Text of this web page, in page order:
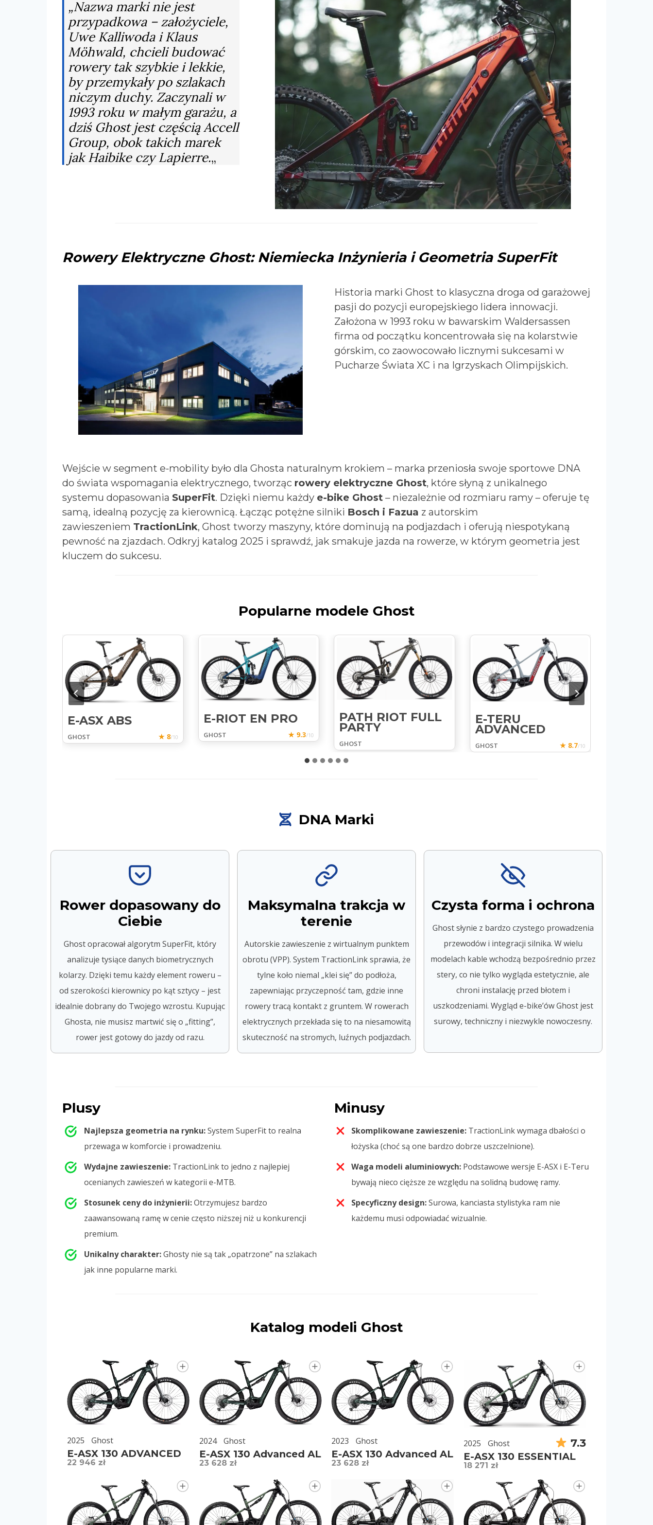
„Nazwa marki nie jest
przypadkowa – założyciele,
Uwe Kalliwoda i Klaus
Möhwald, chcieli budować
rowery tak szybkie i lekkie,
by przemykały po szlakach
niczym duchy. Zaczynali w
1993 roku w małym garażu, a
dziś Ghost jest częścią Accell
Group, obok takich marek
jak Haibike czy Lapierre.„
Rowery Elektryczne Ghost: Niemiecka Inżynieria i Geometria SuperFit
Historia marki Ghost to klasyczna droga od garażowej
pasji do pozycji europejskiego lidera innowacji.
Założona w 1993 roku w bawarskim Waldersassen
firma od początku koncentrowała się na kolarstwie
górskim, co zaowocowało licznymi sukcesami w
Pucharze Świata XC i na Igrzyskach Olimpijskich.
Wejście w segment e-mobility było dla Ghosta naturalnym krokiem – marka przeniosła swoje sportowe DNA
do świata wspomagania elektrycznego, tworząc rowery elektryczne Ghost, które słyną z unikalnego
systemu dopasowania SuperFit. Dzięki niemu każdy e-bike Ghost – niezależnie od rozmiaru ramy – oferuje tę
samą, idealną pozycję za kierownicą. Łącząc potężne silniki Bosch i Fazua z autorskim
zawieszeniem TractionLink, Ghost tworzy maszyny, które dominują na podjazdach i oferują niespotykaną
pewność na zjazdach. Odkryj katalog 2025 i sprawdź, jak smakuje jazda na rowerze, w którym geometria jest
kluczem do sukcesu.
Popularne modele Ghost
E-ASX ABS
GHOST ★ 8/10
E-RIOT EN PRO
GHOST ★ 9.3/10
PATH RIOT FULL
PARTY
GHOST
E-TERU
ADVANCED
GHOST ★ 8.7/10
DNA Marki
Rower dopasowany do
Ciebie
Ghost opracował algorytm SuperFit, który
analizuje tysiące danych biometrycznych
kolarzy. Dzięki temu każdy element roweru –
od szerokości kierownicy po kąt sztycy – jest
idealnie dobrany do Twojego wzrostu. Kupując
Ghosta, nie musisz martwić się o „fitting”,
rower jest gotowy do jazdy od razu.
Maksymalna trakcja w
terenie
Autorskie zawieszenie z wirtualnym punktem
obrotu (VPP). System TractionLink sprawia, że
tylne koło niemal „klei się” do podłoża,
zapewniając przyczepność tam, gdzie inne
rowery tracą kontakt z gruntem. W rowerach
elektrycznych przekłada się to na niesamowitą
skuteczność na stromych, luźnych podjazdach.
Czysta forma i ochrona
Ghost słynie z bardzo czystego prowadzenia
przewodów i integracji silnika. W wielu
modelach kable wchodzą bezpośrednio przez
stery, co nie tylko wygląda estetycznie, ale
chroni instalację przed błotem i
uszkodzeniami. Wygląd e-bike’ów Ghost jest
surowy, techniczny i niezwykle nowoczesny.
Plusy
Najlepsza geometria na rynku:System SuperFit to realna
przewaga w komforcie i prowadzeniu.
Wydajne zawieszenie: TractionLink to jedno z najlepiej
ocenianych zawieszeń w kategorii e-MTB.
Stosunek ceny do inżynierii:Otrzymujesz bardzo
zaawansowaną ramę w cenie często niższej niż u konkurencji
premium.
Unikalny charakter:Ghosty nie są tak „opatrzone” na szlakach
jak inne popularne marki.
Minusy
Skomplikowane zawieszenie: TractionLink wymaga dbałości o
łożyska (choć są one bardzo dobrze uszczelnione).
Waga modeli aluminiowych: Podstawowe wersje E-ASX i E-Teru
bywają nieco cięższe ze względu na solidną budowę ramy.
Specyficzny design:Surowa, kanciasta stylistyka ram nie
każdemu musi odpowiadać wizualnie.
Katalog modeli Ghost
2025 Ghost
E-ASX 130 ADVANCED
22 946 zł
2024 Ghost
E-ASX 130 Advanced AL
23 628 zł
2023 Ghost
E-ASX 130 Advanced AL
23 628 zł
2025 Ghost 7.3
E-ASX 130 ESSENTIAL
18 271 zł